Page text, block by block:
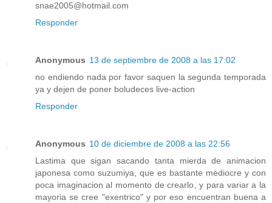
snae2005@hotmail.com
Responder
Anonymous 13 de septiembre de 2008 a las 17:02
no endiendo nada por favor saquen la segunda temporada
ya y dejen de poner boludeces live-action
Responder
Anonymous 10 de diciembre de 2008 a las 22:56
Lastima que sigan sacando tanta mierda de animacion
japonesa como suzumiya, que es bastante mediocre y con
poca imaginacion al momento de crearlo, y para variar a la
mayoria se cree "exentrico" y por eso encuentran buena a